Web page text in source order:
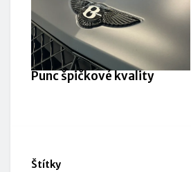
Punc špičkové kvality
Štítky